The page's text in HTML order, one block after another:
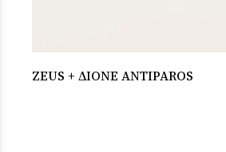
ZEUS + ΔΙΟΝΕ ANTIPAROS